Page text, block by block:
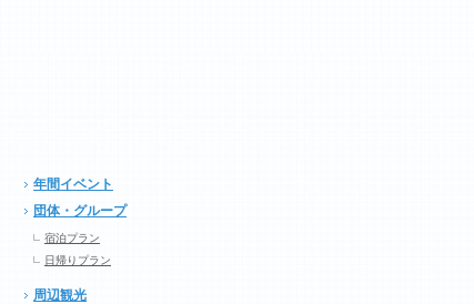
年間イベント
団体・グループ
宿泊プラン
日帰りプラン
周辺観光